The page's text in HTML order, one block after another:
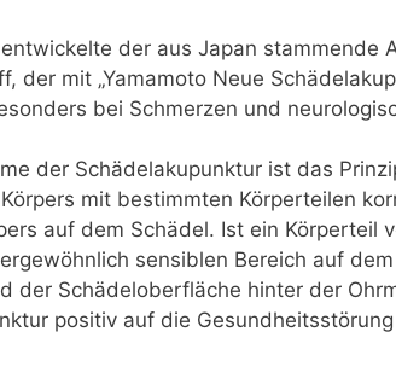
der aus Japan stammende
der mit „Yamamoto Neue
bei Schmerzen und
der Schädelakupunktur ist das
mit bestimmten Körperteilen
auf dem Schädel. Ist ein
sensiblen Bereich auf
der Schädeloberfläche hinter der
positiv auf die